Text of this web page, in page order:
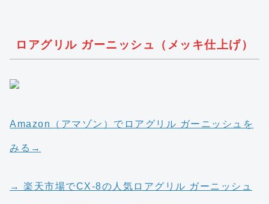
ロアグリル ガーニッシュ（メッキ仕上げ）
Amazon（アマゾン）でロアグリル ガーニッシュを
みる→
→ 楽天市場でCX-8の人気ロアグリル ガーニッシュ